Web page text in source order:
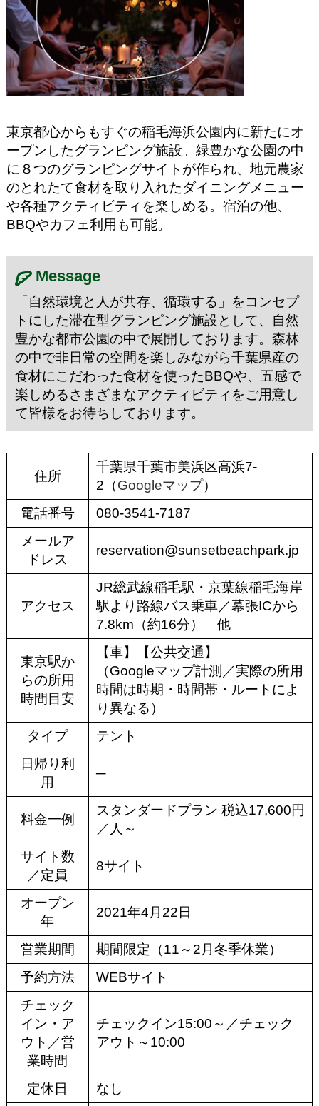
東京都心からもすぐの稲毛海浜公園内に新たにオ
ープンしたグランピング施設。緑豊かな公園の中
に８つのグランピングサイトが作られ、地元農家
のとれたて食材を取り入れたダイニングメニュー
や各種アクティビティを楽しめる。宿泊の他、
BBQやカフェ利用も可能。
Message
「自然環境と人が共存、循環する」をコンセプ
トにした滞在型グランピング施設として、自然
豊かな都市公園の中で展開しております。森林
の中で非日常の空間を楽しみながら千葉県産の
食材にこだわった食材を使ったBBQや、五感で
楽しめるさまざまなアクティビティをご用意し
て皆様をお待ちしております。
住所
千葉県千葉市美浜区高浜7-
2（Googleマップ）
電話番号
080-3541-7187
メールア
ドレス
reservation@sunsetbeachpark.jp
アクセス
JR総武線稲毛駅・京葉線稲毛海岸
駅より路線バス乗車／幕張ICから
7.8km（約16分） 他
東京駅か
らの所用
時間目安
【車】【公共交通】
（Googleマップ計測／実際の所用
時間は時期・時間帯・ルートによ
り異なる）
タイプ
テント
日帰り利
用
─
料金一例
スタンダードプラン 税込17,600円
／人～
サイト数
／定員
8サイト
オープン
年
2021年4月22日
営業期間
期間限定（11～2月冬季休業）
予約方法
WEBサイト
チェック
イン・ア
ウト／営
業時間
チェックイン15:00～／チェック
アウト～10:00
定休日
なし